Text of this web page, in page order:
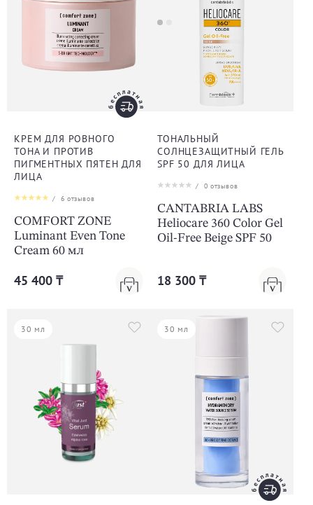
КРЕМ ДЛЯ РОВНОГО
ТОНА И ПРОТИВ
ПИГМЕНТНЫХ ПЯТЕН ДЛЯ
ЛИЦА
/ 6 отзывов
COMFORT ZONE
Luminant Even Tone
Cream 60 мл
45 400 ₸
ТОНАЛЬНЫЙ
СОЛНЦЕЗАЩИТНЫЙ ГЕЛЬ
SPF 50 ДЛЯ ЛИЦА
/ 0 отзывов
CANTABRIA LABS
Heliocare 360 Color Gel
Oil-Free Beige SPF 50
18 300 ₸
30 мл 30 мл